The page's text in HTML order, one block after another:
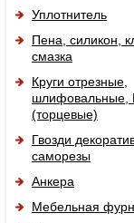
Уплотнитель
Пена, силикон,
смазка
Круги отрезные,
шлифовальные,
(торцевые)
Гвозди
саморезы
Анкера
Мебельная